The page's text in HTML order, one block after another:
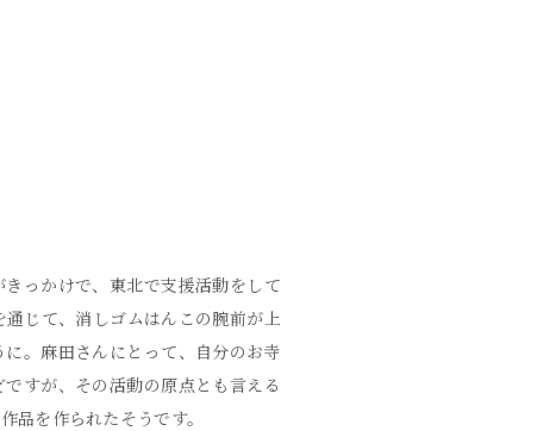
っかけで、東北で支援活動をして
じて、消しゴムはんこの腕前が上
。麻田さんにとって、自分のお寺
すが、その活動の原点とも言える
品を作られたそうです。